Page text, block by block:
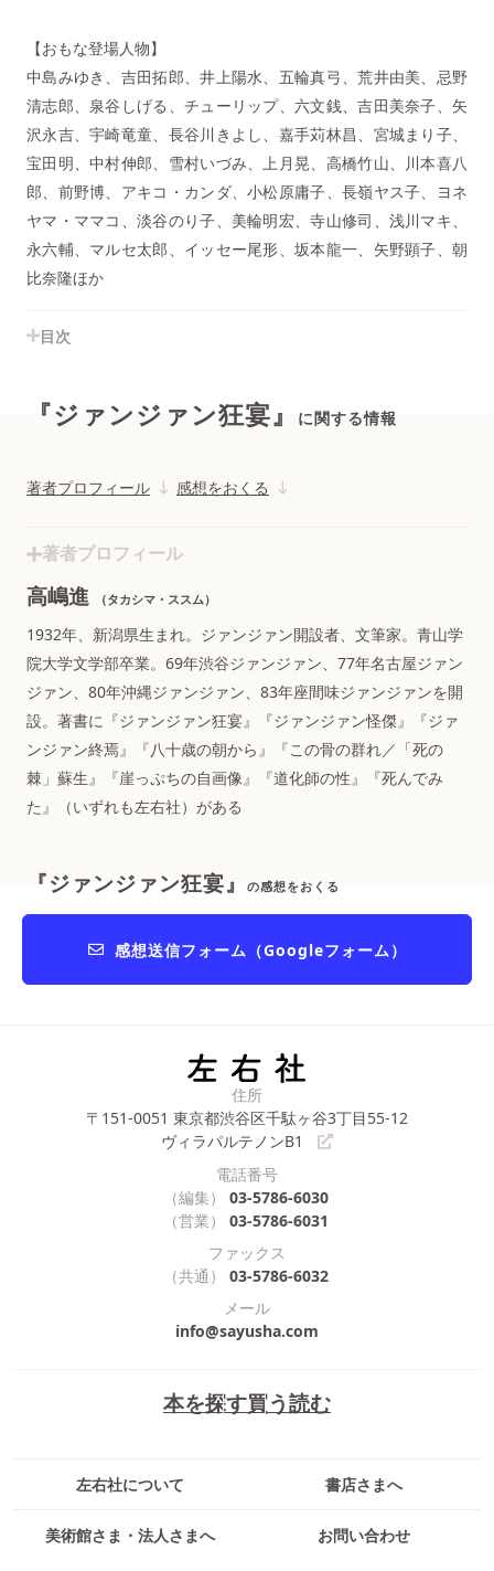
【おもな登場人物】
中島みゆき、吉田拓郎、井上陽水、五輪真弓、荒井由美、忌野
清志郎、泉谷しげる、チューリップ、六文銭、吉田美奈子、矢
沢永吉、宇崎竜童、長谷川きよし、嘉手苅林昌、宮城まり子、
宝田明、中村伸郎、雪村いづみ、上月晃、高橋竹山、川本喜八
郎、前野博、アキコ・カンダ、小松原庸子、長嶺ヤス子、ヨネ
ヤマ・ママコ、淡谷のり子、美輪明宏、寺山修司、浅川マキ、
永六輔、マルセ太郎、イッセー尾形、坂本龍一、矢野顕子、朝
比奈隆ほか
目次
『ジァンジァン狂宴』 に関する情報
著者プロフィール 感想をおくる
著者プロフィール
高嶋進 （タカシマ・ススム）
1932年、新潟県生まれ。ジァンジァン開設者、文筆家。青山学
院大学文学部卒業。69年渋谷ジァンジァン、77年名古屋ジァン
ジァン、80年沖縄ジァンジァン、83年座間味ジァンジァンを開
設。著書に『ジァンジァン狂宴』『ジァンジァン怪傑』『ジァ
ンジァン終焉』『八十歳の朝から』『この骨の群れ／「死の
棘」蘇生』『崖っぷちの自画像』『道化師の性』『死んでみ
た』（いずれも左右社）がある
『ジァンジァン狂宴』 の感想をおくる
感想送信フォーム（Googleフォーム）
本を探す買う読む
左右社について 書店さまへ
美術館さま・法人さまへ お問い合わせ
住所
〒151-0051 東京都渋谷区千駄ヶ谷3丁目55-12
ヴィラパルテノンB1
電話番号
（編集）
03-5786-6030
（営業）
03-5786-6031
ファックス
（共通）
03-5786-6032
メール
info@sayusha.com